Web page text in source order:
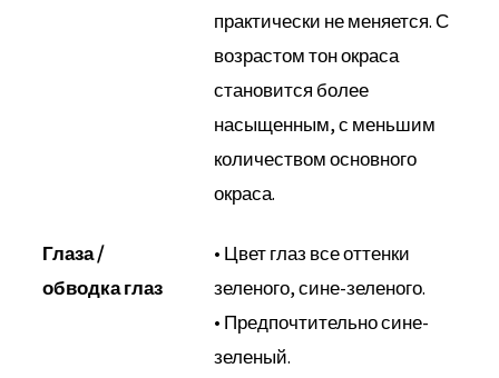
практически не меняется. С
возрастом тон окраса
становится более
насыщенным, с меньшим
количеством основного
окраса.
Глаза /
обводка глаз
• Цвет глаз все оттенки
зеленого, сине-зеленого.
• Предпочтительно сине-
зеленый.